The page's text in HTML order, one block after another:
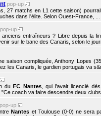
pop-up
27 matchs en L1 cette saison)
dans l'élite. Selon Ouest-France, ...
pop-up
entraîneurs ? Libre depuis la
sur le banc des Canaris, selon le
saison compliquée, Anthony Lopes
les Canaris, le gardien portugais va
duFC Nantes, qui l’avait licencié
coach va faire descendre deux
pop-up
Nantes et Toulouse (0-0) ne sera